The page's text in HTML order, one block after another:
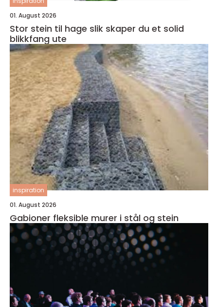
01. August 2026
Stor stein til hage slik skaper du et solid
blikkfang ute
inspiration
01. August 2026
Gabioner fleksible murer i stål og stein